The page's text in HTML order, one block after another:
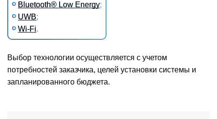
Bluetooth® Low Energy;
UWB;
Wi-Fi.
Выбор технологии осуществляется с учетом
потребностей заказчика, целей установки системы и
запланированного бюджета.